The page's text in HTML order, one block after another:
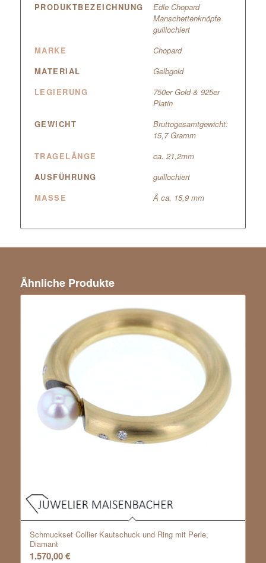
PRODUKTBEZEICHNUNG
Edle Chopard
Manschettenknöpfe
guillochiert
MARKE
Chopard
MATERIAL
Gelbgold
LEGIERUNG
750er Gold & 925er
Platin
GEWICHT
Bruttogesamtgewicht:
15,7 Gramm
TRAGELÄNGE
ca. 21,2mm
AUSFÜHRUNG
guillochiert
MASSE
Ã ca. 15,9 mm
Ähnliche Produkte
Schmuckset Collier Kautschuck und Ring mit Perle,
Diamant
1.570,00€